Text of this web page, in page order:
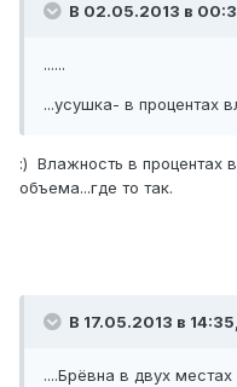
В 02.05.2013 в
......
...усушка- в процентах
:) Влажность в процентах
объема...где то так.
В 17.05.2013 в
....Брёвна в двух